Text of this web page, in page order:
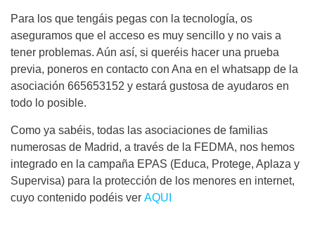
Para los que tengáis pegas con la tecnología, os
aseguramos que el acceso es muy sencillo y no vais a
tener problemas. Aún así, si queréis hacer una prueba
previa, poneros en contacto con Ana en el whatsapp de la
asociación 665653152 y estará gustosa de ayudaros en
todo lo posible.
Como ya sabéis, todas las asociaciones de familias
numerosas de Madrid, a través de la FEDMA, nos hemos
integrado en la campaña EPAS (Educa, Protege, Aplaza y
Supervisa) para la protección de los menores en internet,
cuyo contenido podéis ver AQUI